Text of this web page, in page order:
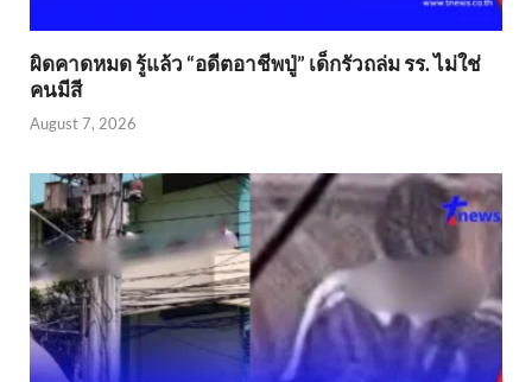
ผิดคาดหมด รู้แล้ว “อดีตอาชีพปู่” เด็กรัวถล่ม รร. ไม่ใช่
คนมีสี
August 7, 2026